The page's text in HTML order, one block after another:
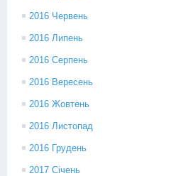
2016 Червень
2016 Липень
2016 Серпень
2016 Вересень
2016 Жовтень
2016 Листопад
2016 Грудень
2017 Січень